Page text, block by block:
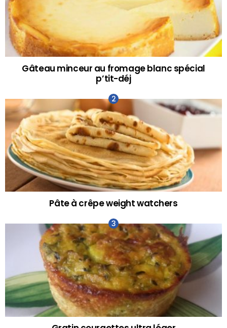
Gâteau minceur au fromage blanc spécial
p’tit-déj
Pâte à crêpe weight watchers